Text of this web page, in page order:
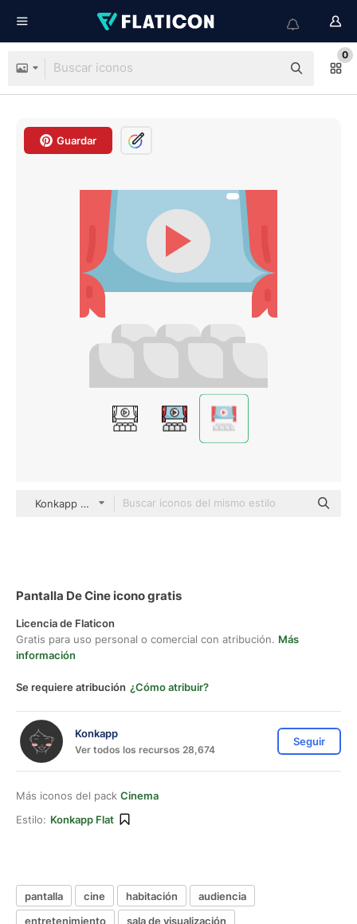
0
Guardar
Konkapp Flat
Pantalla De Cine icono gratis
Licencia de Flaticon
Gratis para uso personal o comercial con atribución. Más
información
Se requiere atribución ¿Cómo atribuir?
Konkapp
Ver todos los recursos 28,674
Seguir
Más iconos del pack Cinema
Estilo: Konkapp Flat
pantalla cine habitación
audiencia
entretenimiento
sala de visualización